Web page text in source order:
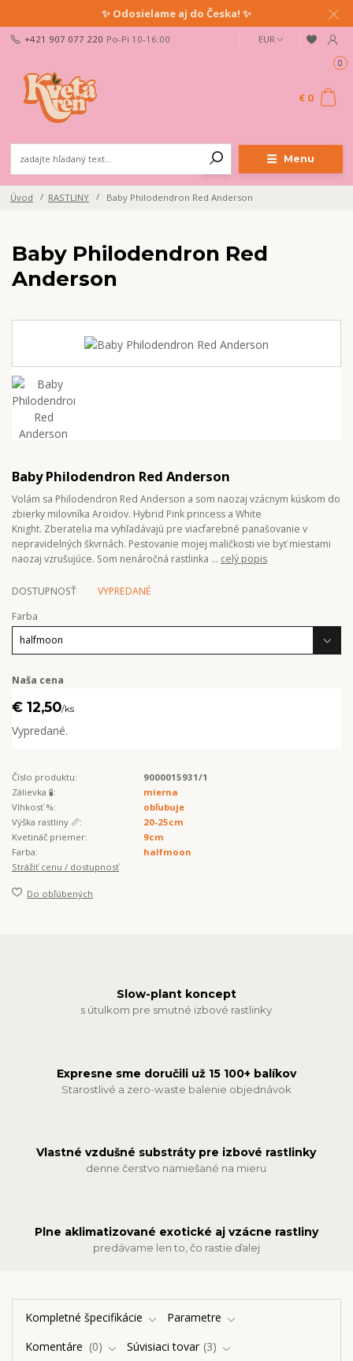
✨ Odosielame aj do Česka! ✨
Menu
EUR
+421 907 077 220 Po-Pi 10-16:00
0
€ 0
Úvod RASTLINY Baby Philodendron Red Anderson
Baby Philodendron Red
Anderson
Baby Philodendron Red Anderson
Volám sa Philodendron Red Anderson a som naozaj vzácnym kúskom do
zbierky milovníka Aroidov. Hybrid Pink princess a White
Knight. Zberatelia ma vyhľadávajú pre viacfarebné panašovanie v
nepravidelných škvrnách. Pestovanie mojej maličkosti vie byť miestami
naozaj vzrušujúce. Som nenáročná rastlinka ... celý popis
DOSTUPNOSŤ
VYPREDANÉ
Farba
Naša cena
€ 12,50/ks
Vypredané.
Číslo produktu:
9000015931/1
Zálievka 🧪:
mierna
Vlhkosť %:
obľubuje
Výška rastliny 📏:
20-25cm
Kvetináč priemer:
9cm
Farba:
halfmoon
Strážiť cenu / dostupnosť
Do obľúbených
Slow-plant koncept
s útulkom pre smutné izbové rastlinky
Expresne sme doručili už 15 100+ balíkov
Starostlivé a zero-waste balenie objednávok
Vlastné vzdušné substráty pre izbové rastlinky
denne čerstvo namiešané na mieru
Plne aklimatizované exotické aj vzácne rastliny
predávame len to, čo rastie ďalej
Kompletné špecifikácie
Parametre
Komentáre
0 Súvisiaci tovar 3